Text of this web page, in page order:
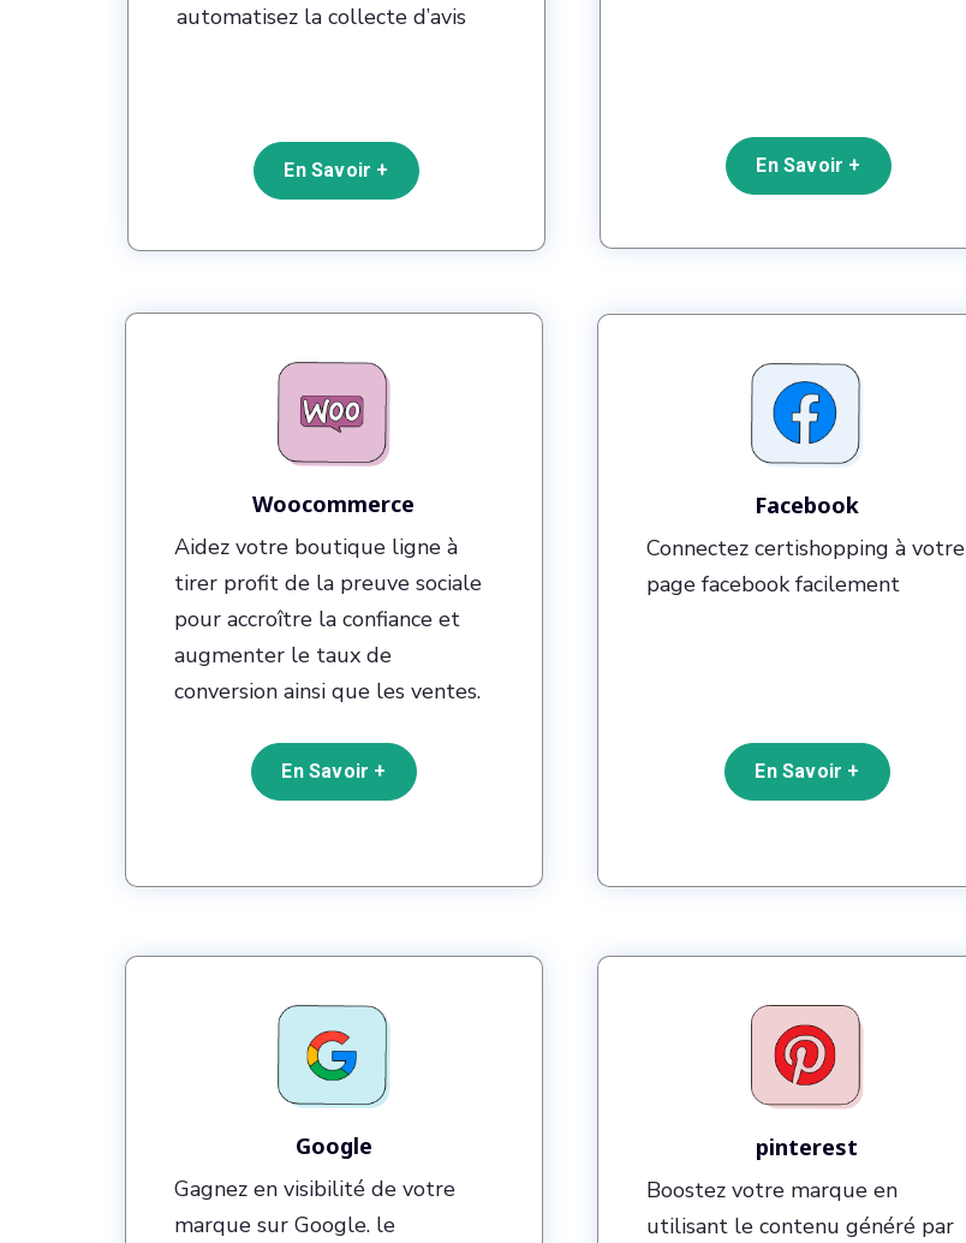
automatisez la collecte d’avis
En Savoir + En Savoir +
Woocommerce
Aidez votre boutique ligne à
tirer profit de la preuve sociale
pour accroître la confiance et
augmenter le taux de
conversion ainsi que les ventes.
En Savoir +
Facebook
Connectez certishopping à votre
page facebook facilement
En Savoir +
Google
Gagnez en visibilité de votre
marque sur Google. le
pinterest
Boostez votre marque en
utilisant le contenu généré par